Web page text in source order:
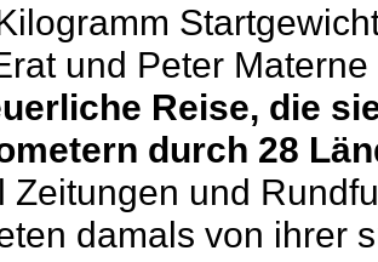
und Peter
Reise, die
durch 28
Zeitungen und
damals von ihrer